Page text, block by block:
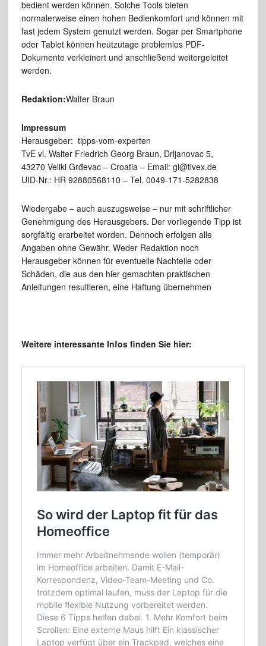
bedient werden können. Solche Tools bieten
normalerweise einen hohen Bedienkomfort und können mit
fast jedem System genutzt werden. Sogar per Smartphone
oder Tablet können heutzutage problemlos PDF-
Dokumente verkleinert und anschließend weitergeleitet
werden.
Redaktion:Walter Braun
Impressum
Herausgeber: tipps-vom-experten
TvE vl. Walter Friedrich Georg Braun, Drljanovac 5,
43270 Veliki Grđevac – Croatia – Email: gl@tivex.de
UID-Nr.: HR 92880568110 – Tel. 0049-171-5282838
Wiedergabe – auch auszugsweise – nur mit schriftlicher
Genehmigung des Herausgebers. Der vorliegende Tipp ist
sorgfältig erarbeitet worden. Dennoch erfolgen alle
Angaben ohne Gewähr. Weder Redaktion noch
Herausgeber können für eventuelle Nachteile oder
Schäden, die aus den hier gemachten praktischen
Anleitungen resultieren, eine Haftung übernehmen
Weitere interessante Infos finden Sie hier: